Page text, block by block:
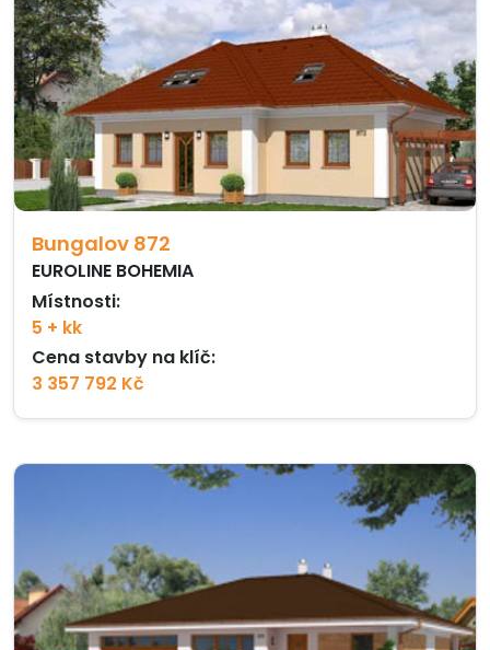
Bungalov 872
EUROLINE BOHEMIA
Místnosti:
5 + kk
Cena stavby na klíč:
3 357 792 Kč